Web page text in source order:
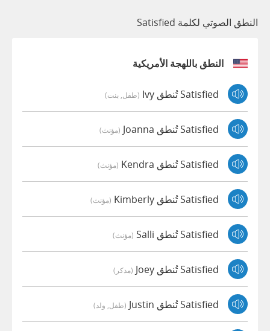
النطق الصوتي لكلمة Satisfied
النطق باللهجة الأمريكية
Satisfied تُنطق Ivy (طفل, بنت)
Satisfied تُنطق Joanna (مؤنث)
Satisfied تُنطق Kendra (مؤنث)
Satisfied تُنطق Kimberly (مؤنث)
Satisfied تُنطق Salli (مؤنث)
Satisfied تُنطق Joey (مذكر)
Satisfied تُنطق Justin (طفل, ولد)